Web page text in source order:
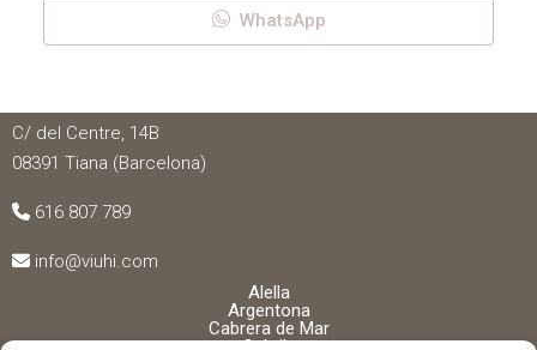
WhatsApp
C/ del Centre, 14B
08391 Tiana (Barcelona)
616 807 789
info@viuhi.com
Alella
Argentona
Cabrera de Mar